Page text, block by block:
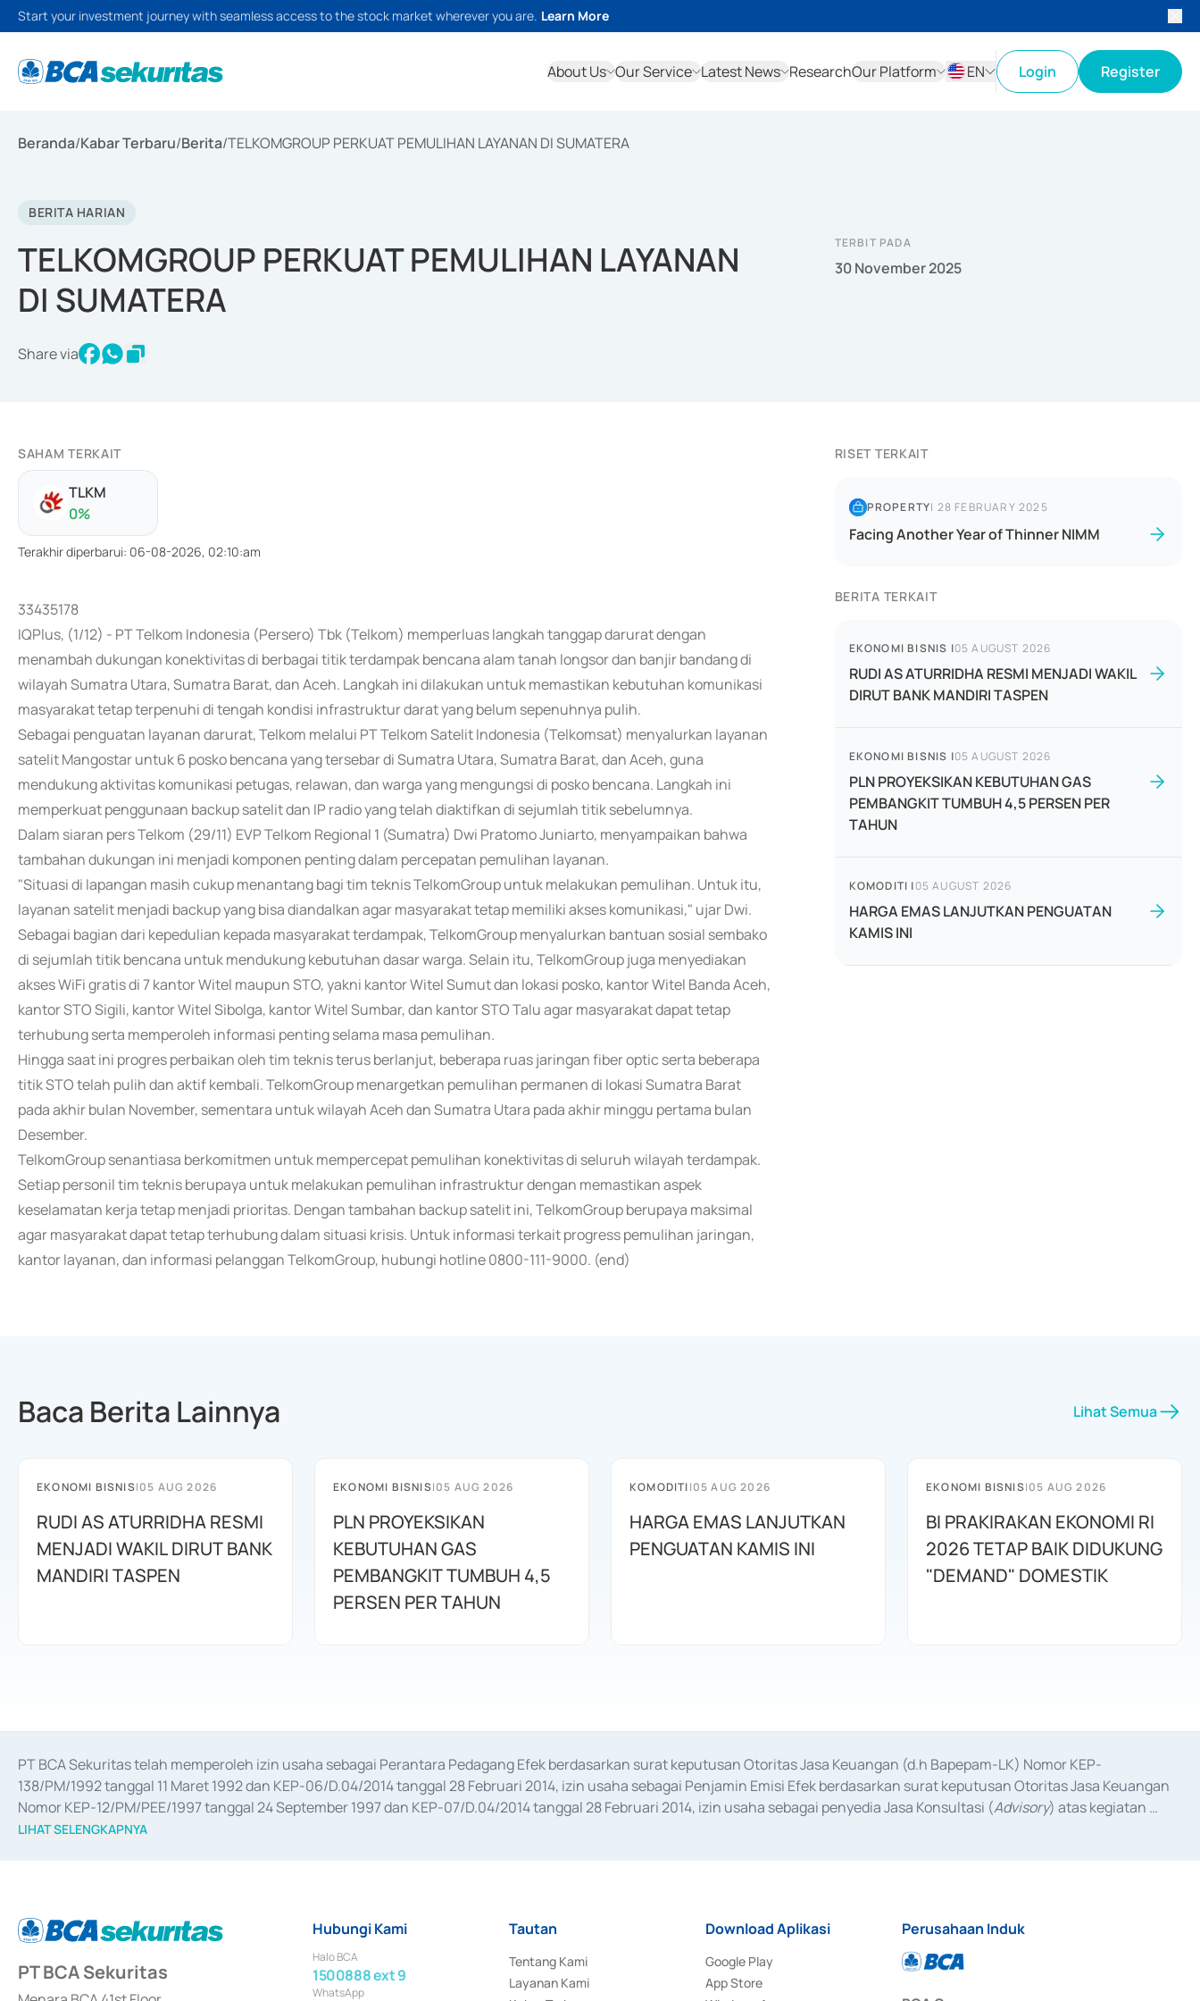
Start your investment journey with seamless access to the stock market wherever you are. Learn More
About Us Our Service Latest News ResearchOur Platform
EN
Login Register
Beranda/Kabar Terbaru/Berita/TELKOMGROUP PERKUAT PEMULIHAN LAYANAN DI SUMATERA
BERITA HARIAN
TELKOMGROUP PERKUAT PEMULIHAN LAYANAN
DI SUMATERA
Share via
TERBIT PADA
30 November 2025
SAHAM TERKAIT
TLKM
0%
Terakhir diperbarui: 06-08-2026, 02:10:am
33435178
IQPlus, (1/12) - PT Telkom Indonesia (Persero) Tbk (Telkom) memperluas langkah tanggap darurat dengan
menambah dukungan konektivitas di berbagai titik terdampak bencana alam tanah longsor dan banjir bandang di
wilayah Sumatra Utara, Sumatra Barat, dan Aceh. Langkah ini dilakukan untuk memastikan kebutuhan komunikasi
masyarakat tetap terpenuhi di tengah kondisi infrastruktur darat yang belum sepenuhnya pulih.
Sebagai penguatan layanan darurat, Telkom melalui PT Telkom Satelit Indonesia (Telkomsat) menyalurkan layanan
satelit Mangostar untuk 6 posko bencana yang tersebar di Sumatra Utara, Sumatra Barat, dan Aceh, guna
mendukung aktivitas komunikasi petugas, relawan, dan warga yang mengungsi di posko bencana. Langkah ini
memperkuat penggunaan backup satelit dan IP radio yang telah diaktifkan di sejumlah titik sebelumnya.
Dalam siaran pers Telkom (29/11) EVP Telkom Regional 1 (Sumatra) Dwi Pratomo Juniarto, menyampaikan bahwa
tambahan dukungan ini menjadi komponen penting dalam percepatan pemulihan layanan.
"Situasi di lapangan masih cukup menantang bagi tim teknis TelkomGroup untuk melakukan pemulihan. Untuk itu,
layanan satelit menjadi backup yang bisa diandalkan agar masyarakat tetap memiliki akses komunikasi," ujar Dwi.
Sebagai bagian dari kepedulian kepada masyarakat terdampak, TelkomGroup menyalurkan bantuan sosial sembako
di sejumlah titik bencana untuk mendukung kebutuhan dasar warga. Selain itu, TelkomGroup juga menyediakan
akses WiFi gratis di 7 kantor Witel maupun STO, yakni kantor Witel Sumut dan lokasi posko, kantor Witel Banda Aceh,
kantor STO Sigili, kantor Witel Sibolga, kantor Witel Sumbar, dan kantor STO Talu agar masyarakat dapat tetap
terhubung serta memperoleh informasi penting selama masa pemulihan.
Hingga saat ini progres perbaikan oleh tim teknis terus berlanjut, beberapa ruas jaringan fiber optic serta beberapa
titik STO telah pulih dan aktif kembali. TelkomGroup menargetkan pemulihan permanen di lokasi Sumatra Barat
pada akhir bulan November, sementara untuk wilayah Aceh dan Sumatra Utara pada akhir minggu pertama bulan
Desember.
TelkomGroup senantiasa berkomitmen untuk mempercepat pemulihan konektivitas di seluruh wilayah terdampak.
Setiap personil tim teknis berupaya untuk melakukan pemulihan infrastruktur dengan memastikan aspek
keselamatan kerja tetap menjadi prioritas. Dengan tambahan backup satelit ini, TelkomGroup berupaya maksimal
agar masyarakat dapat tetap terhubung dalam situasi krisis. Untuk informasi terkait progress pemulihan jaringan,
kantor layanan, dan informasi pelanggan TelkomGroup, hubungi hotline 0800-111-9000. (end)
RISET TERKAIT
PROPERTY| 28 FEBRUARY 2025
Facing Another Year of Thinner NIMM
BERITA TERKAIT
EKONOMI BISNIS |05 AUGUST 2026
RUDI AS ATURRIDHA RESMI MENJADI WAKIL
DIRUT BANK MANDIRI TASPEN
EKONOMI BISNIS |05 AUGUST 2026
PLN PROYEKSIKAN KEBUTUHAN GAS
PEMBANGKIT TUMBUH 4,5 PERSEN PER
TAHUN
KOMODITI |05 AUGUST 2026
HARGA EMAS LANJUTKAN PENGUATAN
KAMIS INI
Baca Berita Lainnya Lihat Semua
EKONOMI BISNIS|05 AUG 2026
RUDI AS ATURRIDHA RESMI
MENJADI WAKIL DIRUT BANK
MANDIRI TASPEN
EKONOMI BISNIS|05 AUG 2026
PLN PROYEKSIKAN
KEBUTUHAN GAS
PEMBANGKIT TUMBUH 4,5
PERSEN PER TAHUN
KOMODITI|05 AUG 2026
HARGA EMAS LANJUTKAN
PENGUATAN KAMIS INI
EKONOMI BISNIS|05 AUG 2026
BI PRAKIRAKAN EKONOMI RI
2026 TETAP BAIK DIDUKUNG
"DEMAND" DOMESTIK
PT BCA Sekuritas telah memperoleh izin usaha sebagai Perantara Pedagang Efek berdasarkan surat keputusan Otoritas Jasa Keuangan (d.h Bapepam-LK) Nomor KEP-
138/PM/1992 tanggal 11 Maret 1992 dan KEP-06/D.04/2014 tanggal 28 Februari 2014, izin usaha sebagai Penjamin Emisi Efek berdasarkan surat keputusan Otoritas Jasa Keuangan
Nomor KEP-12/PM/PEE/1997 tanggal 24 September 1997 dan KEP-07/D.04/2014 tanggal 28 Februari 2014, izin usaha sebagai penyedia Jasa Konsultasi (Advisory) atas kegiatan
merger, akuisisi, divestasi, dan
LIHAT SELENGKAPNYA
PT BCA Sekuritas
Hubungi Kami
Halo BCA
1500888 ext 9
WhatsApp
Tautan
Tentang Kami
Layanan Kami
Download Aplikasi
Google Play
App Store
Perusahaan Induk